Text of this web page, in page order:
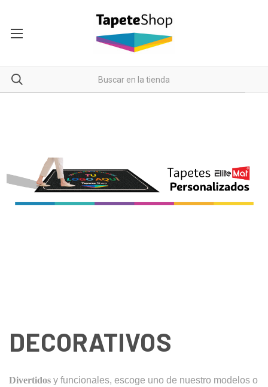
DECORATIVOS
Divertidos y funcionales, escoge uno de nuestro modelos o